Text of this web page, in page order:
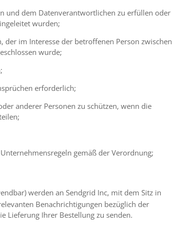
und dem Datenverantwortlichen zu erfüllen oder
wurden;
der im Interesse der betroffenen Person zwischen
wurde;
erforderlich;
anderer Personen zu schützen, wenn die
gemäß der Verordnung;
werden an Sendgrid Inc, mit dem Sitz in
Benachrichtigungen bezüglich der
Lieferung Ihrer Bestellung zu senden.